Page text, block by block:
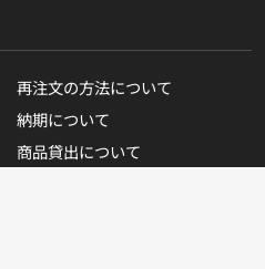
再注文の方法について
納期について
商品貸出について